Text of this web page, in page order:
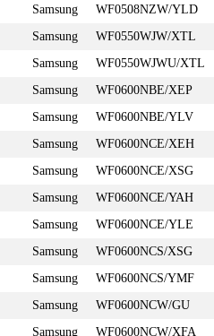
Samsung
WF0508NZW/YLD
Samsung
WF0550WJW/XTL
Samsung
WF0550WJWU/XTL
Samsung
WF0600NBE/XEP
Samsung
WF0600NBE/YLV
Samsung
WF0600NCE/XEH
Samsung
WF0600NCE/XSG
Samsung
WF0600NCE/YAH
Samsung
WF0600NCE/YLE
Samsung
WF0600NCS/XSG
Samsung
WF0600NCS/YMF
Samsung
WF0600NCW/GU
Samsung WF0600NCW/XFA